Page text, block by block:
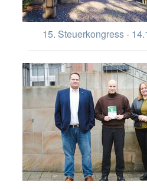
15. Steuerkongress -